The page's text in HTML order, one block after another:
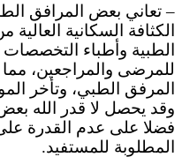
– تعاني بعض المرافق
الكثافة السكانية
الطبية وأطباء التخصصات
للمرضى والمراجعين،
المرفق الطبي، وتأخر
وقد يحصل لا قدر الله
فضلا على عدم القدرة
المطلوبة للمستفيد.